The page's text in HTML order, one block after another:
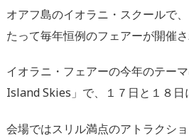
オアフ島のイオラニ・スクールで
たって毎年恒例のフェアーが開催さ
イオラニ・フェアーの今年のテー
Island Skies」で、１７日と１８日
会場ではスリル満点のアトラクショ